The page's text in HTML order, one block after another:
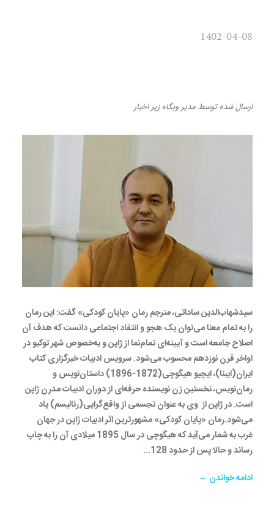
1402-04-08
ارسال شدهتوسط مدیر وبگاه زیراخبار
سیدشهاب‌الدین ساداتی، مترجم رمان «پایان کودکی» گفت: این رمان
را به تمام معنا می‌توان یک هجو و انتقاد اجتماعی دانست که هدف آن
اصلاح جامعه است و آیینه‌ای‌ تمام‌نما از ژاپن و به‌خصوص شهر توکیو در
اواخر قرن نوزدهم محسوب می‌شود. سرویس ادبیات خبرگزاری کتاب
ایران(ایبنا)، ایچیو هیگوچی(1872-1896) داستان‌نویس و
رمان‌نویس، نخستین زن نویسنده حرفه‌ای از دوران ادبیات مدرن ژاپن
است. در ژاپن از وی به عنوان تجسمی از واقع‌گرایی(رئالیسم) یاد
می‌شود.رمان «پایان کودکی» مشهورترین اثر ادبیات ژاپن در جهان
غرب به شمار می‌آید که هیگوچی در سال 1895 میلادی آن را به چاپ
رساند و حالا پس از حدود 128...
ادامه خواندن ←